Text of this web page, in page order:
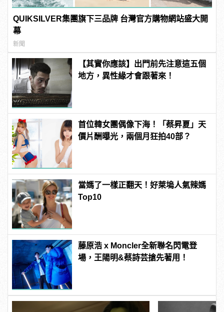
QUIKSILVER集團旗下三品牌 台灣官方購物網站盛大開
幕
新聞
【其實你應該】出門前先注意這五個
地方，異性緣才會跟著來！
首位韓女團偶像下海！「蔡昇夏」天
價片酬曝光，兩個月狂拍40部？
當媽了一樣正翻天！好萊塢人氣辣媽
Top10
藤原浩 x Moncler全新聯名閃電登
場，王陽明&蔡詩芸搶先著用！